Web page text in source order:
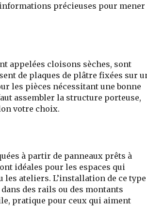
précieuses pour mener
appelées cloisons sèches, sont
de plaques de plâtre fixées sur
les pièces nécessitant une bonne
assembler la structure porteuse,
votre choix.
à partir de panneaux prêts à
idéales pour les espaces qui
ateliers. L’installation de ce type
des rails ou des montants
pratique pour ceux qui aiment